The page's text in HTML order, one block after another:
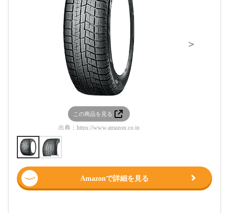
この商品を見る
出典： https://www.amazon.co.jp
＞
Amazonで詳細を見る